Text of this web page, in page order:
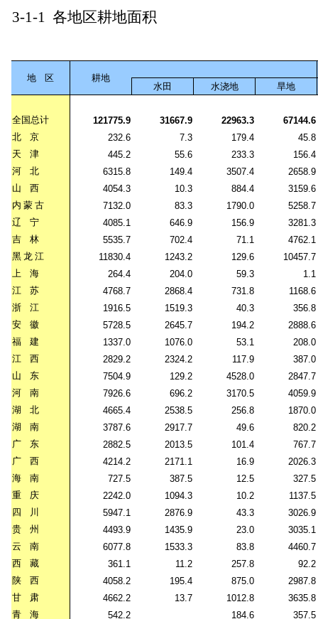
3-1-1 各地区耕地面积
地 区
耕地
水田
水浇地 旱地
全国总计 121775.9 31667.9 22963.3
67144.6
北
京 232.6 7.3 179.4
45.8
天
津 445.2 55.6 233.3
156.4
河
北 6315.8 149.4 3507.4
2658.9
山
西 4054.3 10.3 884.4
3159.6
内 蒙 古 7132.0 83.3 1790.0
5258.7
辽
宁 4085.1 646.9 156.9
3281.3
吉
林 5535.7 702.4 71.1
4762.1
黑 龙 江 11830.4 1243.2 129.6
10457.7
上
海 264.4 204.0 59.3
1.1
江
苏 4768.7 2868.4 731.8
1168.6
浙
江 1916.5 1519.3 40.3
356.8
安
徽 5728.5 2645.7 194.2
2888.6
福
建 1337.0 1076.0 53.1
208.0
江
西 2829.2 2324.2 117.9
387.0
山
东 7504.9 129.2 4528.0
2847.7
河
南 7926.6 696.2 3170.5
4059.9
湖
北 4665.4 2538.5 256.8
1870.0
湖
南 3787.6 2917.7 49.6
820.2
广
东 2882.5 2013.5 101.4
767.7
广
西 4214.2 2171.1 16.9
2026.3
海
南 727.5 387.5 12.5
327.5
重
庆 2242.0 1094.3 10.2
1137.5
四
川 5947.1 2876.9 43.3
3026.9
贵
州 4493.9 1435.9 23.0
3035.1
云
南 6077.8 1533.3 83.8
4460.7
西
藏 361.1 11.2 257.8
92.2
陕
西 4058.2 195.4 875.0
2987.8
甘
肃 4662.2 13.7 1012.8
3635.8
青
海 542.2 184.6
357.5